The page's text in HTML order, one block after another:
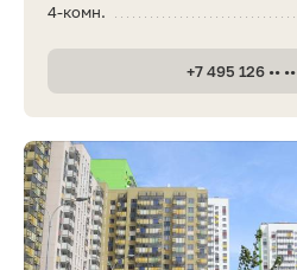
4-комн.
+7 495 126 •• ••